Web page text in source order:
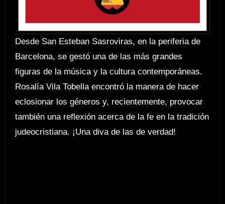
Desde San Esteban Sasroviras, en la periferia de
Barcelona, se gestó una de las más grandes
figuras de la música y la cultura contemporáneas.
Rosalía Vila Tobella encontró la manera de hacer
eclosionar los géneros y, recientemente, provocar
también una reflexión acerca de la fe en la tradición
judeocristiana. ¡Una diva de las de verdad!